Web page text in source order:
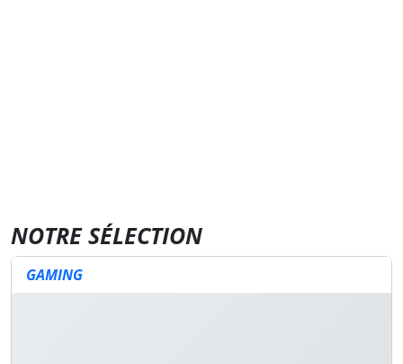
NOTRE SÉLECTION
GAMING